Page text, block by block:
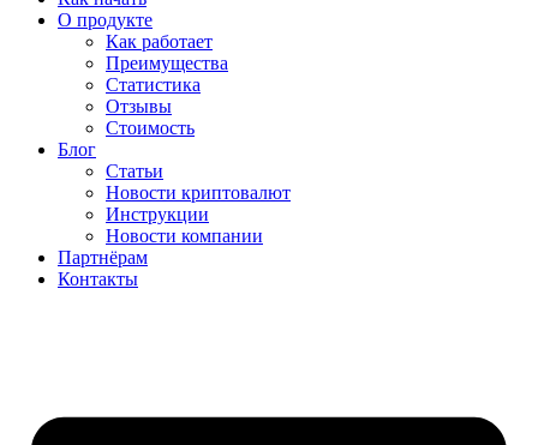
О продукте
Как работает
Преимущества
Статистика
Отзывы
Стоимость
Блог
Статьи
Новости криптовалют
Инструкции
Новости компании
Партнёрам
Контакты